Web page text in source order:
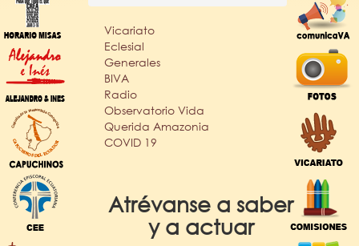
Vicariato
Eclesial
Generales
BIVA
Radio
Observatorio Vida
Querida Amazonia
COVID 19
Atrévanse a saber
y a actuar